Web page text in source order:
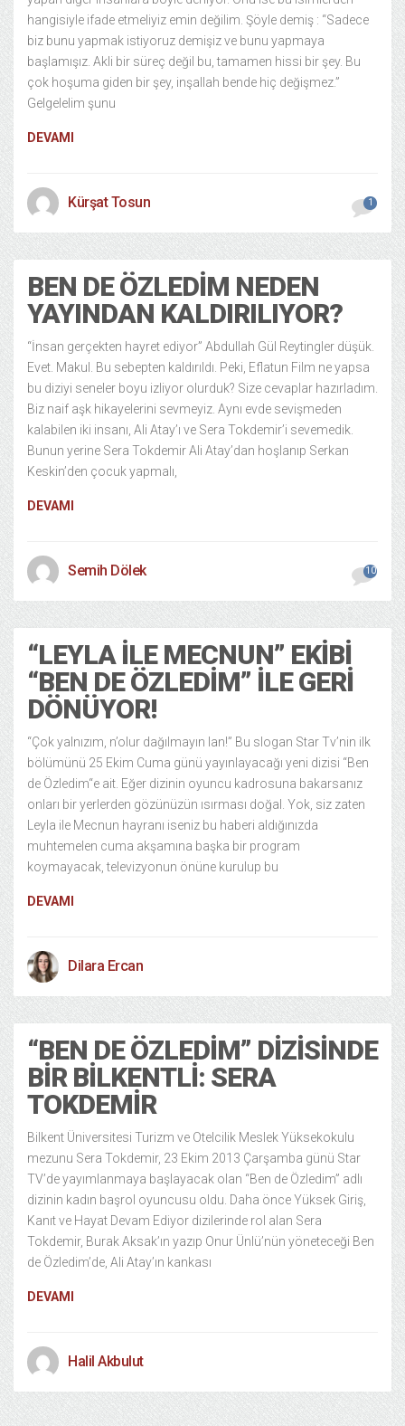
hangisiyle ifade etmeliyiz emin değilim. Şöyle demiş : “Sadece
biz bunu yapmak istiyoruz demişiz ve bunu yapmaya
başlamışız. Akli bir süreç değil bu, tamamen hissi bir şey. Bu
çok hoşuma giden bir şey, inşallah bende hiç değişmez.”
Gelgelelim şunu
DEVAMI
Kürşat Tosun 1
BEN DE ÖZLEDIM NEDEN
YAYINDAN KALDIRILIYOR?
“İnsan gerçekten hayret ediyor” Abdullah Gül Reytingler düşük.
Evet. Makul. Bu sebepten kaldırıldı. Peki, Eflatun Film ne yapsa
bu diziyi seneler boyu izliyor olurduk? Size cevaplar hazırladım.
Biz naif aşk hikayelerini sevmeyiz. Aynı evde sevişmeden
kalabilen iki insanı, Ali Atay’ı ve Sera Tokdemir’i sevemedik.
Bunun yerine Sera Tokdemir Ali Atay’dan hoşlanıp Serkan
Keskin’den çocuk yapmalı,
DEVAMI
Semih Dölek 10
“LEYLA ILE MECNUN” EKIBI
“BEN DE ÖZLEDIM” ILE GERI
DÖNÜYOR!
“Çok yalnızım, n’olur dağılmayın lan!” Bu slogan Star Tv’nin ilk
bölümünü 25 Ekim Cuma günü yayınlayacağı yeni dizisi “Ben
de Özledim“e ait. Eğer dizinin oyuncu kadrosuna bakarsanız
onları bir yerlerden gözünüzün ısırması doğal. Yok, siz zaten
Leyla ile Mecnun hayranı iseniz bu haberi aldığınızda
muhtemelen cuma akşamına başka bir program
koymayacak, televizyonun önüne kurulup bu
DEVAMI
Dilara Ercan
“BEN DE ÖZLEDIM” DIZISINDE
BIR BILKENTLI: SERA
TOKDEMIR
Bilkent Üniversitesi Turizm ve Otelcilik Meslek Yüksekokulu
mezunu Sera Tokdemir, 23 Ekim 2013 Çarşamba günü Star
TV’de yayımlanmaya başlayacak olan “Ben de Özledim” adlı
dizinin kadın başrol oyuncusu oldu. Daha önce Yüksek Giriş,
Kanıt ve Hayat Devam Ediyor dizilerinde rol alan Sera
Tokdemir, Burak Aksak’ın yazıp Onur Ünlü’nün yöneteceği Ben
de Özledim’de, Ali Atay’ın kankası
DEVAMI
Halil Akbulut